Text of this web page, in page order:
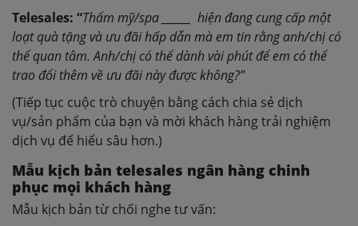
Telesales: “Thẩm mỹ/spa ______ hiện đang cung cấp một
loạt quà tặng và ưu đãi hấp dẫn mà em tin rằng anh/chị có
thể quan tâm. Anh/chị có thể dành vài phút để em có thể
trao đổi thêm về ưu đãi này được không?”
(Tiếp tục cuộc trò chuyện bằng cách chia sẻ dịch
vụ/sản phẩm của bạn và mời khách hàng trải nghiệm
dịch vụ để hiểu sâu hơn.)
Mẫu kịch bản telesales ngân hàng chinh
phục mọi khách hàng
Mẫu kịch bản từ chối nghe tư vấn: